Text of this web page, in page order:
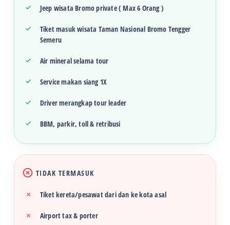
Jeep wisata Bromo private ( Max 6 Orang )
Tiket masuk wisata Taman Nasional Bromo Tengger
Semeru
Air mineral selama tour
Service makan siang 1X
Driver merangkap tour leader
BBM, parkir, toll & retribusi
TIDAK TERMASUK
Tiket kereta/pesawat dari dan ke kota asal
Airport tax & porter